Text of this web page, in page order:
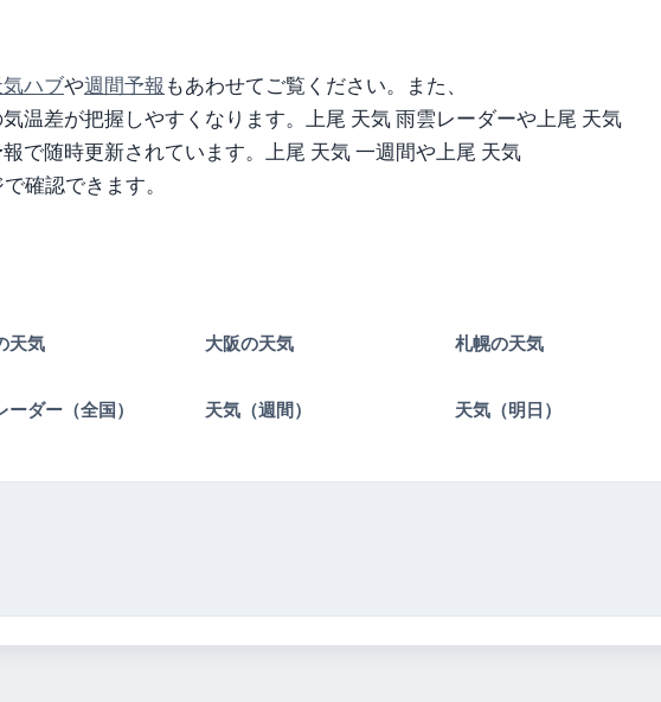
ハブや週間予報 もあわせてご覧ください。また、
温差が把握しやすくなります。上尾 天気 雨雲レーダーや上尾 天気
で随時更新されています。上尾 天気 一週間や上尾 天気
確認できます。
天気 大阪の天気 札幌の天気
ーダー（全国） 天気（週間） 天気（明日）